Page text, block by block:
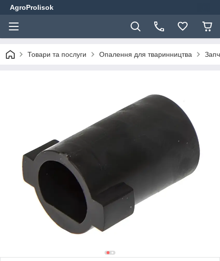
AgroProlisok
Товари та послуги Опалення для тваринництва